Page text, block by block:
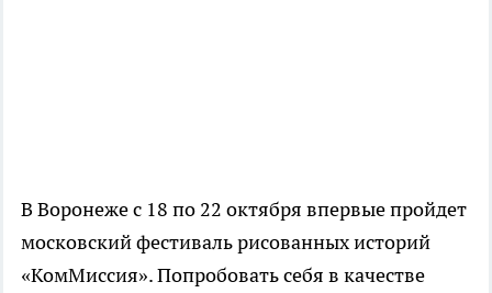
В Воронеже с 18 по 22 октября впервые пройдет
московский фестиваль рисованных историй
«КомМиссия». Попробовать себя в качестве